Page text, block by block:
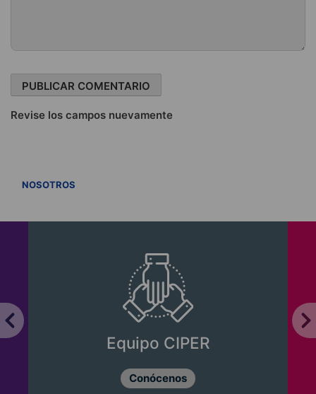
Revise los campos nuevamente
NOSOTROS
Equipo CIPER
Conócenos